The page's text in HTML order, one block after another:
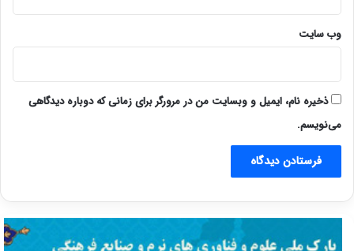
وب‌ سایت
ذخیره نام، ایمیل و وبسایت من در مرورگر برای زمانی که دوباره دیدگاهی
می‌نویسم.